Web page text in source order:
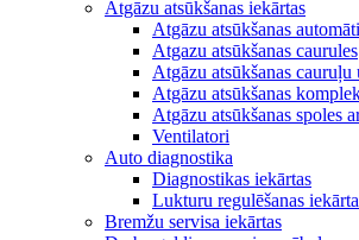
Atgāzu atsūkšanas iekārtas
Atgāzu atsūkšanas
Atgazu atsūkšanas caurules
Atgāzu atsūkšanas cauruļu
Atgāzu atsūkšanas
Atgāzu atsūkšanas spoles
Ventilatori
Auto diagnostika
Diagnostikas iekārtas
Lukturu regulēšanas
Bremžu servisa iekārtas